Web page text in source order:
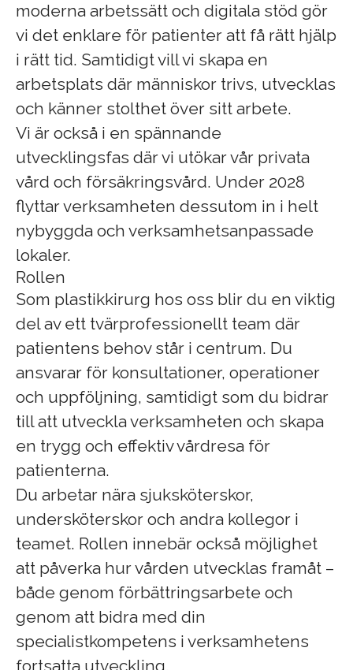
moderna arbetssätt och digitala stöd gör
vi det enklare för patienter att få rätt hjälp
i rätt tid. Samtidigt vill vi skapa en
arbetsplats där människor trivs, utvecklas
och känner stolthet över sitt arbete.
Vi är också i en spännande
utvecklingsfas där vi utökar vår privata
vård och försäkringsvård. Under 2028
flyttar verksamheten dessutom in i helt
nybyggda och verksamhetsanpassade
lokaler.
Rollen
Som plastikkirurg hos oss blir du en viktig
del av ett tvärprofessionellt team där
patientens behov står i centrum. Du
ansvarar för konsultationer, operationer
och uppföljning, samtidigt som du bidrar
till att utveckla verksamheten och skapa
en trygg och effektiv vårdresa för
patienterna.
Du arbetar nära sjuksköterskor,
undersköterskor och andra kollegor i
teamet. Rollen innebär också möjlighet
att påverka hur vården utvecklas framåt –
både genom förbättringsarbete och
genom att bidra med din
specialistkompetens i verksamhetens
fortsatta utveckling.